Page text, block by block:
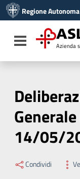
Vai al menu di
Vai al footer
Regione
Toggle navigation
Azienda
14/05/
Condividi